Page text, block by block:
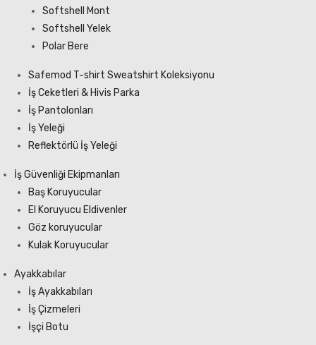
Softshell Mont
Softshell Yelek
Polar Bere
Safemod T-shirt Sweatshirt Koleksiyonu
İş Ceketleri & Hivis Parka
İş Pantolonları
İş Yeleği
Reflektörlü İş Yeleği
İş Güvenliği Ekipmanları
Baş Koruyucular
El Koruyucu Eldivenler
Göz koruyucular
Kulak Koruyucular
Ayakkabılar
İş Ayakkabıları
İş Çizmeleri
İşçi Botu